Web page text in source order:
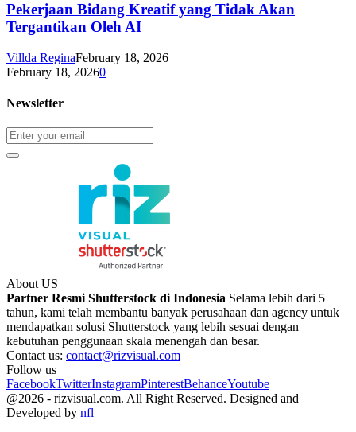
Pekerjaan Bidang Kreatif yang Tidak Akan
Tergantikan Oleh AI
Villda ReginaFebruary 18, 2026
February 18, 20260
Newsletter
About US
Partner Resmi Shutterstock di Indonesia Selama lebih dari 5
tahun, kami telah membantu banyak perusahaan dan agency untuk
mendapatkan solusi Shutterstock yang lebih sesuai dengan
kebutuhan penggunaan skala menengah dan besar.
Contact us: contact@rizvisual.com
Follow us
FacebookTwitterInstagramPinterestBehanceYoutube
@2026 - rizvisual.com. All Right Reserved. Designed and
Developed by nfl